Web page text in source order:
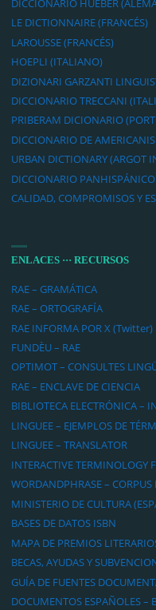
DICCIONARIO HUEBER
LE DICTIONNAIRE (FRANCÉS)
LAROUSSE (FRANCÉS)
HOEPLI (ITALIANO)
DIZIONARI GARZANTI
DICCIONARIO TRECCANI
PRIBERAM DICIONARIO
DICCIONARIO DE
URBAN DICTIONARY (ARGOT
DICCIONARIO
CALIDAD, COMPROMISOS Y
ENLACES ··· RECURSOS
RAE – GRAMÁTICA
RAE – ORTOGRAFÍA
RAE INFORMA POR X (Twitter)
FUNDÈU – RAE
OPTIMOT – CONSULTES
RAE – ENCLAVE DE CIENCIA
BIBLIOTECA ELECTRÓNICA –
LINGUEE – EJEMPLOS DE
LINGUEE – TRANSLATOR
INTERACTIVE TERMINOLOGY
WORDANDPHRASE –
MINISTERIO DE CULTURA
BASES DE DATOS ISBN
MAPA DE PREMIOS
BECAS, AYUDAS Y
GUÍA DE FUENTES
DOCUMENTOS ESPAÑOLES –